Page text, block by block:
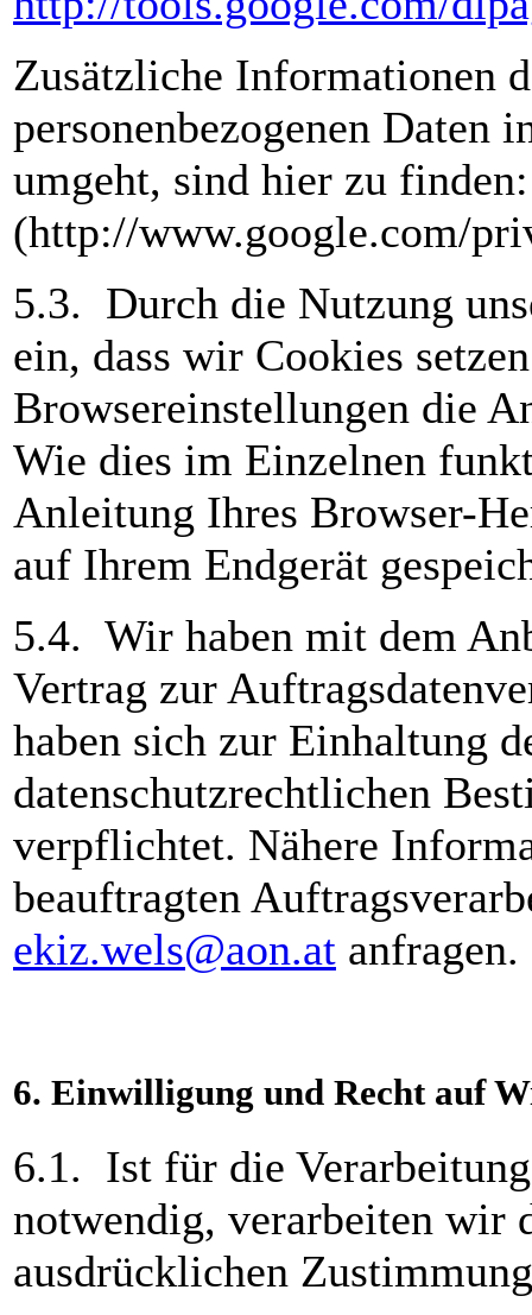
Zusätzliche Informationen
personenbezogenen Daten
umgeht, sind hier zu
(http://www.google.com/
5.3. Durch die Nutzung
ein, dass wir Cookies
Browsereinstellungen die
Wie dies im Einzelnen
Anleitung Ihres Browser-
auf Ihrem Endgerät
5.4. Wir haben mit dem
Vertrag zur
haben sich zur Einhaltung
datenschutzrechtlichen
verpflichtet. Nähere
beauftragten
ekiz.wels@aon.at anfragen.
6. Einwilligung und Recht auf
6.1. Ist für die
notwendig, verarbeiten wir
ausdrücklichen